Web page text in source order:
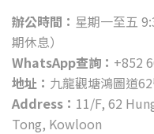
辦公時間： 星期一至五
期休息）
WhatsApp查詢： +852
地址： 九龍觀塘鴻圖道
Address： 11/F, 62
Tong, Kowloon